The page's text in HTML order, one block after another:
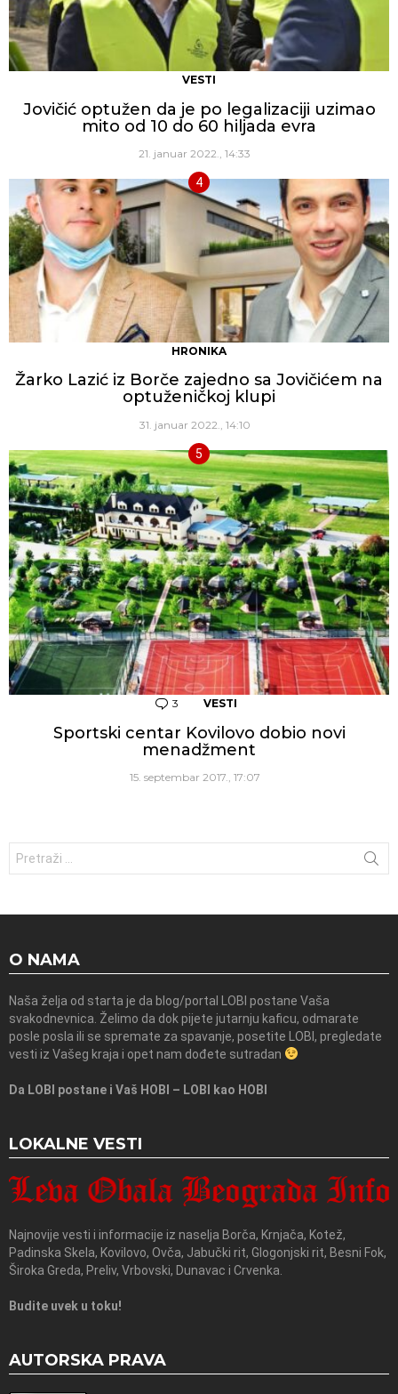
VESTI
Jovičić optužen da je po legalizaciji uzimao
mito od 10 do 60 hiljada evra
21. januar 2022., 14:33
HRONIKA
Žarko Lazić iz Borče zajedno sa Jovičićem na
optuženičkoj klupi
31. januar 2022., 14:10
3 Komentara
VESTI
Sportski centar Kovilovo dobio novi
menadžment
15. septembar 2017., 17:07
O NAMA
Naša želja od starta je da blog/portal LOBI postane Vaša
svakodnevnica. Želimo da dok pijete jutarnju kaficu, odmarate
posle posla ili se spremate za spavanje, posetite LOBI, pregledate
vesti iz Vašeg kraja i opet nam dođete sutradan
Da LOBI postane i Vaš HOBI – LOBI kao HOBI
LOKALNE VESTI
Najnovije vesti i informacije iz naselja Borča, Krnjača, Kotež,
Padinska Skela, Kovilovo, Ovča, Jabučki rit, Glogonjski rit, Besni Fok,
Široka Greda, Preliv, Vrbovski, Dunavac i Crvenka.
Budite uvek u toku!
AUTORSKA PRAVA